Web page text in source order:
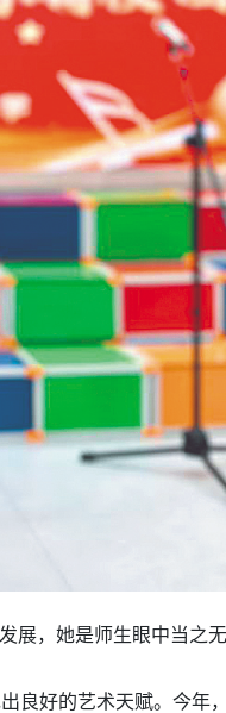
展，她是师生眼中当之
良好的艺术天赋。今年